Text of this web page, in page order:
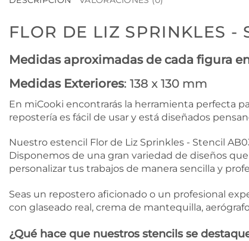
FLOR DE LIZ SPRINKLES -
Medidas aproximadas de cada figura
Medidas Exteriores: 138 x 130 mm
En miCooki encontrarás la herramienta perfecta
repostería es fácil de usar y está diseñados
Nuestro estencil Flor de Liz Sprinkles - Stencil
Disponemos de una gran variedad de diseños
personalizar tus trabajos de manera sencilla y
Seas un repostero aficionado o un profesional
con glaseado real, crema de mantequilla,
¿Qué hace que nuestros stencils se